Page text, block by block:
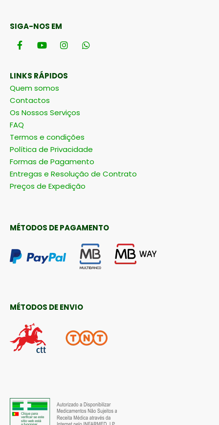
SIGA-NOS EM
LINKS RÁPIDOS
Quem somos
Contactos
Os Nossos Serviços
FAQ
Termos e condições
Política de Privacidade
Formas de Pagamento
Entregas e Resolução de Contrato
Preços de Expedição
MÉTODOS DE PAGAMENTO
MÉTODOS DE ENVIO